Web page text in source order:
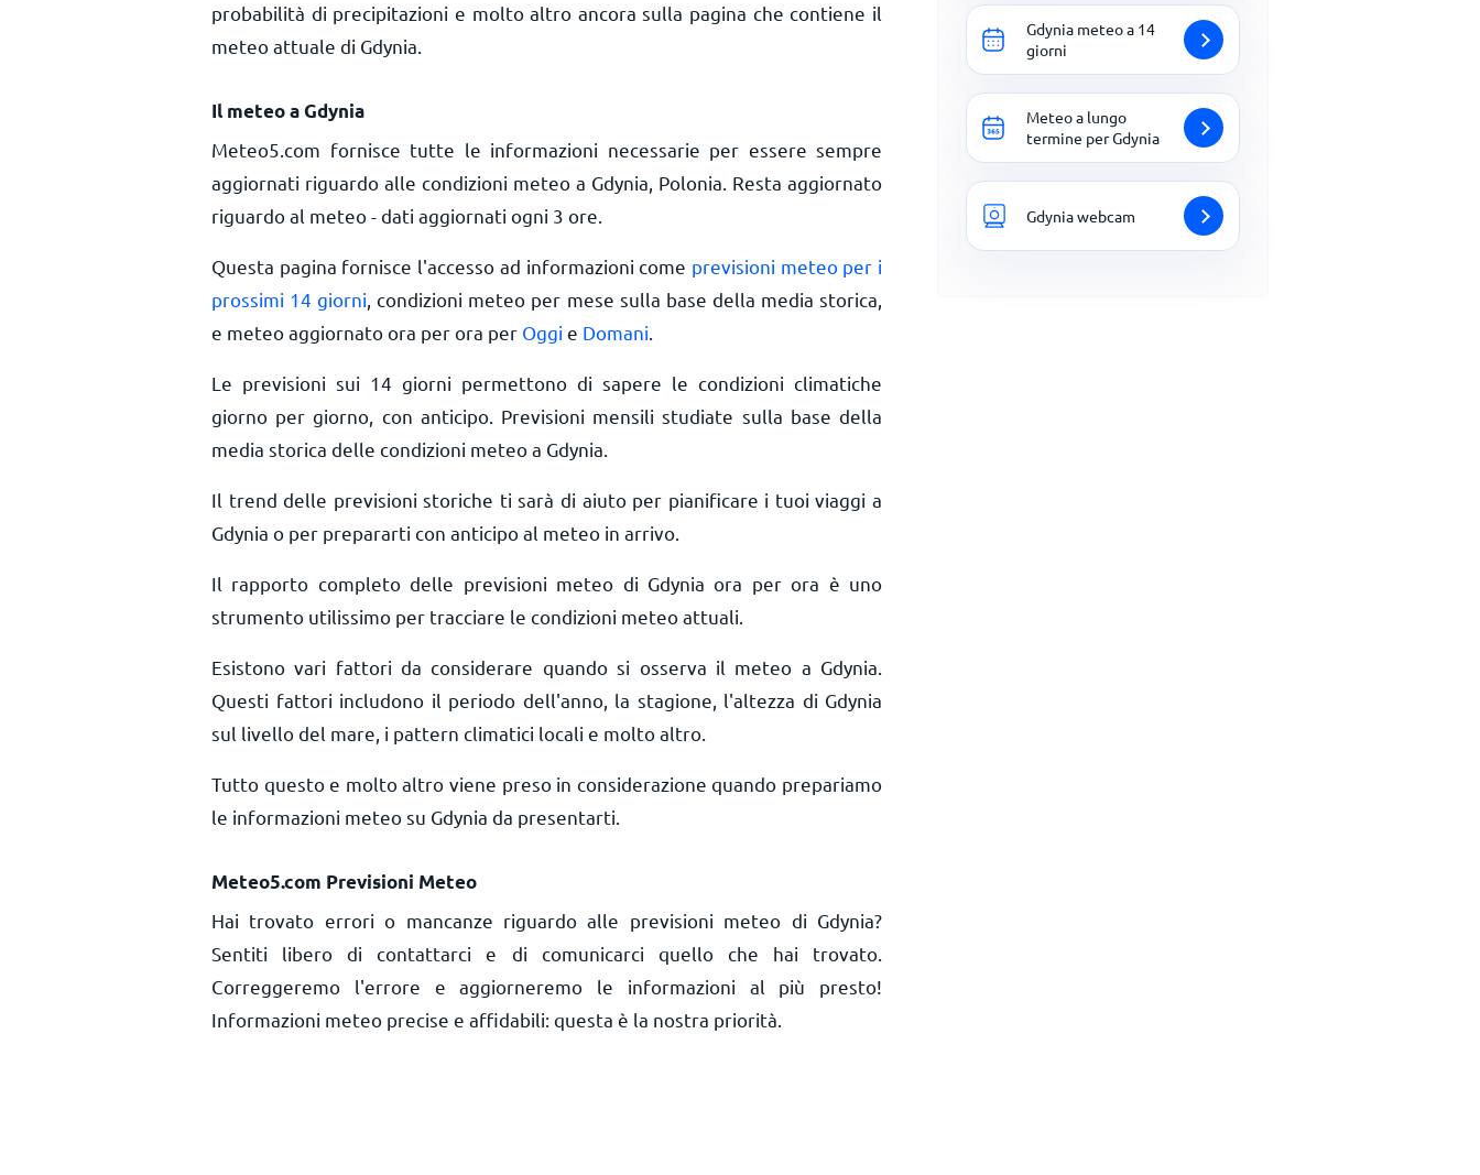
probabilità di precipitazioni e molto altro ancora sulla pagina che contiene il
meteo attuale di Gdynia.
Il meteo a Gdynia
Meteo5.com fornisce tutte le informazioni necessarie per essere sempre
aggiornati riguardo alle condizioni meteo a Gdynia, Polonia. Resta aggiornato
riguardo al meteo - dati aggiornati ogni 3 ore.
Questa pagina fornisce l'accesso ad informazioni come previsioni meteo per i
prossimi 14 giorni , condizioni meteo per mese sulla base della media storica,
e meteo aggiornato ora per ora per Oggi e Domani
Le previsioni sui 14 giorni permettono di sapere le condizioni climatiche
giorno per giorno, con anticipo. Previsioni mensili studiate sulla base della
media storica delle condizioni meteo a Gdynia.
Il trend delle previsioni storiche ti sarà di aiuto per pianificare i tuoi viaggi a
Gdynia o per prepararti con anticipo al meteo in arrivo.
Il rapporto completo delle previsioni meteo di Gdynia ora per ora è uno
strumento utilissimo per tracciare le condizioni meteo attuali.
Esistono vari fattori da considerare quando si osserva il meteo a Gdynia.
Questi fattori includono il periodo dell'anno, la stagione, l'altezza di Gdynia
sul livello del mare, i pattern climatici locali e molto altro.
Tutto questo e molto altro viene preso in considerazione quando prepariamo
le informazioni meteo su Gdynia da presentarti.
Meteo5.com Previsioni Meteo
Hai trovato errori o mancanze riguardo alle previsioni meteo di Gdynia?
Sentiti libero di contattarci e di comunicarci quello che hai trovato.
Correggeremo l'errore e aggiorneremo le informazioni al più presto!
Informazioni meteo precise e affidabili: questa è la nostra priorità.
Gdynia meteo a 14
giorni
Meteo a lungo
termine per Gdynia
Gdynia webcam